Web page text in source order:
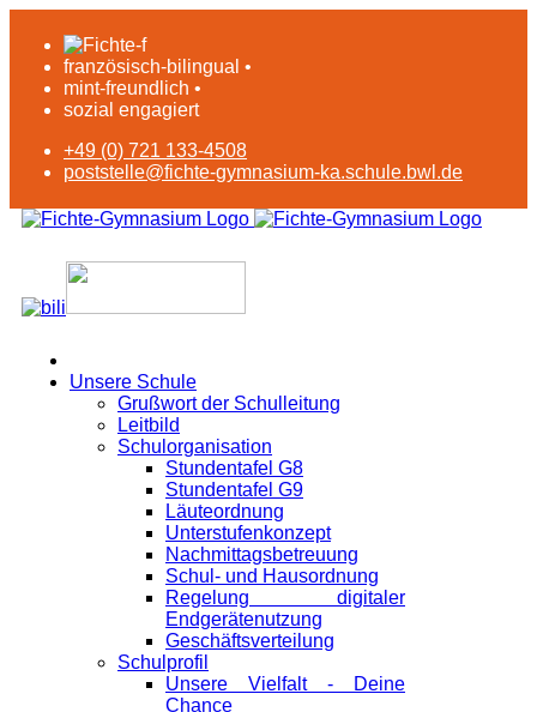
französisch-bilingual •
mint-freundlich •
sozial engagiert
+49 (0) 721 133-4508
poststelle@fichte-gymnasium-ka.schule.bwl.de
Unsere Schule
Grußwort der Schulleitung
Leitbild
Schulorganisation
Stundentafel G8
Stundentafel G9
Läuteordnung
Unterstufenkonzept
Nachmittagsbetreuung
Schul- und Hausordnung
Regelung digitaler
Endgeräte­nutzung
Geschäftsverteilung
Schulprofil
Unsere Vielfalt - Deine
Chance